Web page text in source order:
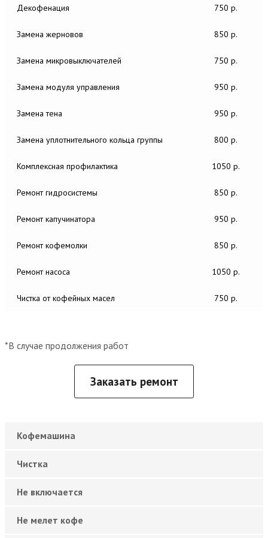
Декофенация 750 р.
Замена жерновов 850 р.
Замена микровыключателей 750 р.
Замена модуля управления 950 р.
Замена тена 950 р.
Замена уплотнительного кольца группы 800 р.
Комплексная профилактика 1050 р.
Ремонт гидросистемы 850 р.
Ремонт капучинатора 950 р.
Ремонт кофемолки 850 р.
Ремонт насоса 1050 р.
Чистка от кофейных масел 750 р.
*В случае продолжения работ
Заказать ремонт
Кофемашина
Чистка
Не включается
Не мелет кофе